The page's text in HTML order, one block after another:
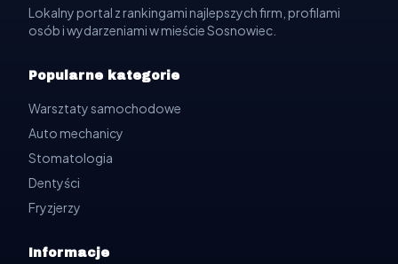
Lokalny portal z rankingami najlepszych firm, profilami
osób i wydarzeniami w mieście Sosnowiec.
Popularne kategorie
Warsztaty samochodowe
Auto mechanicy
Stomatologia
Dentyści
Fryzjerzy
Informacje